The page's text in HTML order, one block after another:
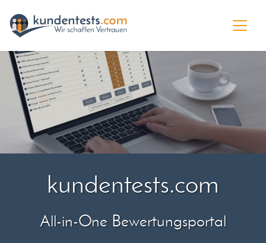
kundentests.com
All-in-One Bewertungsportal